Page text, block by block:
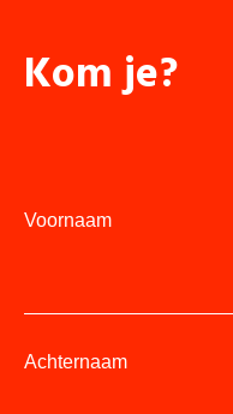
Kom je?
Voornaam
Achternaam